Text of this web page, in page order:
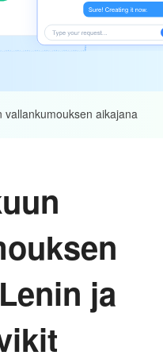
vallankumouksen aikajana
ja